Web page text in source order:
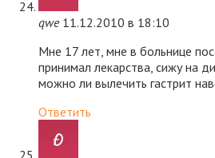
qwe 11.12.2010 в 18:10
Мне 17 лет, мне в больнице
принимал лекарства, сижу на
можно ли вылечить гастрит
Ответить